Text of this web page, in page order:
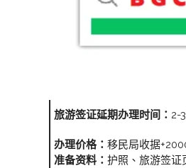
旅游签证延期办理时间： 2-
办理价格：移民局收据
准备资料：护照、旅游签证